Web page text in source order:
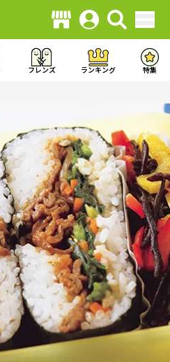
フレンズ ランキング 特集